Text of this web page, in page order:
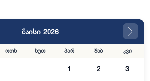
მაისი 2026
ოთხ ხუთ პარ შაბ კვი
1 2 3